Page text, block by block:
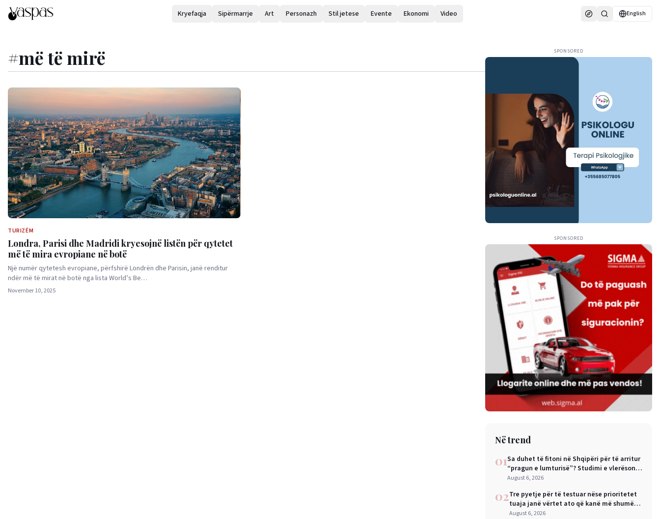
Kryefaqja Sipërmarrje Art Personazh Stil jetese Evente Ekonomi Video English
#më të mirë
TURIZËM
Londra, Parisi dhe Madridi kryesojnë listën për qytetet
më të mira evropiane në botë
Një numër qytetesh evropiane, përfshirë Londrën dhe Parisin, janë renditur
ndër më të mirat në botë nga lista World’s Be…
November 10, 2025
SPONSORED
SPONSORED
Në trend
01Sa duhet të fitoni në Shqipëri për të arritur
“pragun e lumturisë”? Studimi e vlerëson
në 28 mijë dollarë në vit
August 6, 2026
02Tre pyetje për të testuar nëse prioritetet
tuaja janë vërtet ato që kanë më shumë
rëndësi
August 6, 2026